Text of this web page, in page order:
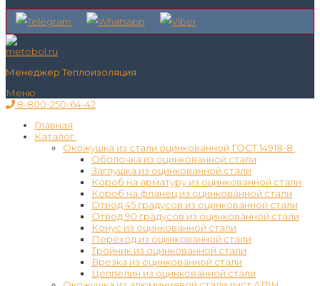
Менеджер Теплоизоляция
Меню
8-800-250-64-42
Главная
Каталог
Окожушка из стали оцинкованной ГОСТ 14918-8
Оболочка из оцинкованной стали
Заглушка из оцинкованной стали
Короб на арматуру из оцинкованной стали
Короб на фланец из оцинкованной стали
Отвод 45 градусов из оцинкованной стали
Отвод 90 градусов из оцинкованной стали
Конус из оцинкованной стали
Переход из оцинкованной стали
Тройник из оцинкованной стали
Врезка из оцинкованной стали
Цеппелин из оцинкованной стали